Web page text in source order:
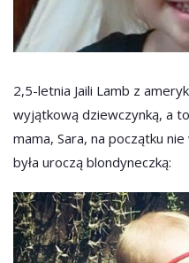
2,5-letnia Jaili Lamb z
wyjątkową dziewczynką, a
mama, Sara, na początku nie
była uroczą blondyneczką: